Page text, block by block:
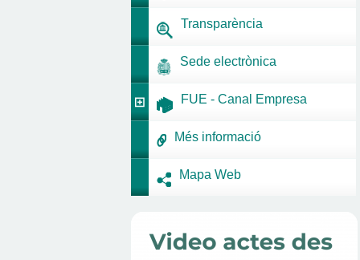
Transparència
Sede electrònica
FUE - Canal Empresa
Més informació
Mapa Web